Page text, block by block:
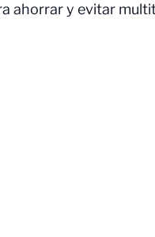
ahorrar y evitar